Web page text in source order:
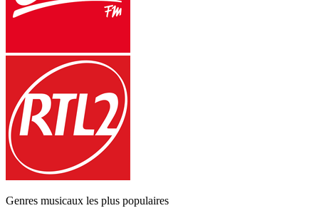
Genres musicaux les plus populaires